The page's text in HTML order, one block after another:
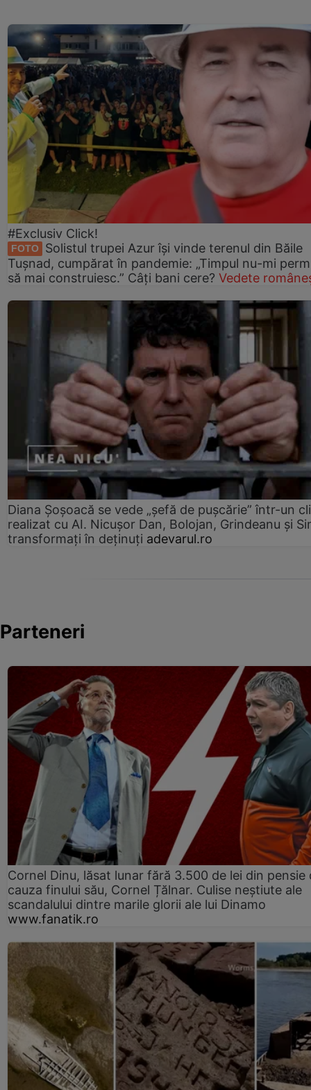
#Exclusiv Click!
FOTO
Solistul trupei Azur își vinde terenul din Băile
Tușnad, cumpărat în pandemie: „Timpul nu-mi
să mai construiesc.” Câți bani cere? Vedete
Diana Șoșoacă se vede „șefă de pușcărie” într-un
realizat cu AI. Nicușor Dan, Bolojan, Grindeanu și
transformați în deținuți adevarul.ro
Parteneri
Cornel Dinu, lăsat lunar fără 3.500 de lei din pensie
cauza finului său, Cornel Țălnar. Culise neștiute ale
scandalului dintre marile glorii ale lui Dinamo
www.fanatik.ro